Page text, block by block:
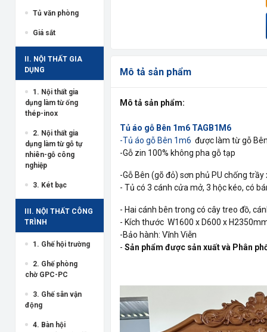
Tủ văn phòng
Giá sắt
II. NỘI THẤT GIA
DỤNG
1. Nội thất gia
dụng làm từ ống
thép-inox
2. Nội thất gia
dụng làm từ gỗ tự
nhiên-gỗ công
nghiệp
3. Két bạc
III. NỘI THẤT CÔNG
TRÌNH
1. Ghế hội trường
2. Ghế phòng
chờ GPC-PC
3. Ghế sân vận
động
4. Bàn hội
Mô tả sản phẩm
Mô tả sản phẩm:
Tủ áo gỗ Bên 1m6 TAGB1M6
-Tủ áo gỗ Bên 1m6 được làm từ gỗ
-Gỗ zin 100% không pha gỗ tạp
-Gỗ Bên (gõ đỏ) sơn phủ PU chống trầy
- Tủ có 3 cánh cửa mở, 3 hộc kéo, có
- Hai cánh bên trong có cây treo đồ,
- Kích thước W1600 x D600 x
-Bảo hành: Vĩnh Viễn
- Sản phẩm được sản xuất và Phân